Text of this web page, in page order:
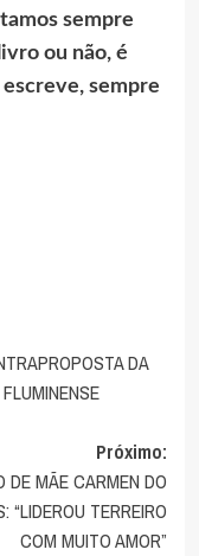
sempre
ou não, é
sempre
DA
Próximo:
DE MÃE CARMEN DO
“LIDEROU TERREIRO
COM MUITO AMOR”